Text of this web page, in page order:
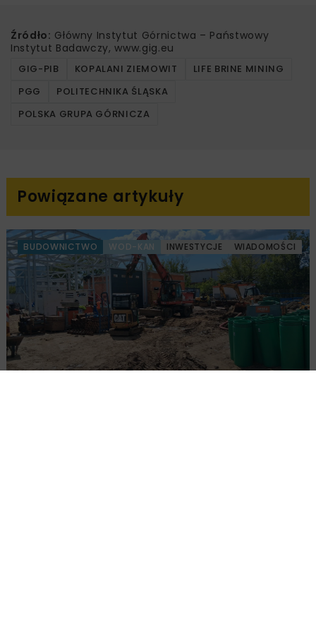
Źródło: Główny Instytut Górnictwa – Państwowy
Instytut Badawczy, www.gig.eu
GIG-PIB KOPALANI ZIEMOWIT
LIFE BRINE MINING
PGG
POLITECHNIKA ŚLĄSKA
POLSKA GRUPA GÓRNICZA
Powiązane artykuły
BUDOWNICTWO WOD-KAN INWESTYCJE WIADOMOŚCI